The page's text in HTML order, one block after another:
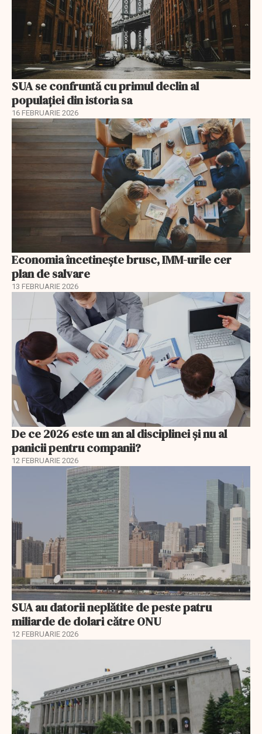
SUA se confruntă cu primul declin al
populației din istoria sa
16 FEBRUARIE 2026
Economia încetinește brusc, IMM-urile cer
plan de salvare
13 FEBRUARIE 2026
De ce 2026 este un an al disciplinei și nu al
panicii pentru companii?
12 FEBRUARIE 2026
SUA au datorii neplătite de peste patru
miliarde de dolari către ONU
12 FEBRUARIE 2026